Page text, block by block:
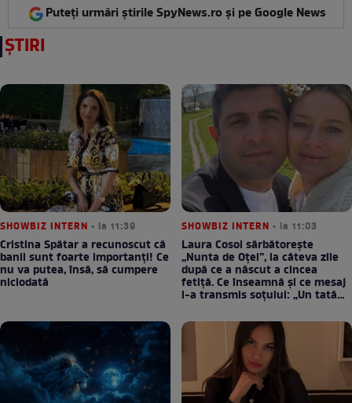
Puteți urmări știrile SpyNews.ro și pe Google News
ȘTIRI
SHOWBIZ INTERN • la 11:39
Cristina Spătar a recunoscut că
banii sunt foarte importanți! Ce
nu va putea, însă, să cumpere
niciodată
SHOWBIZ INTERN • la 11:03
Laura Cosoi sărbătorește
„Nunta de Oțel”, la câteva zile
după ce a născut a cincea
fetiță. Ce înseamnă și ce mesaj
i-a transmis soțului: „Un tată